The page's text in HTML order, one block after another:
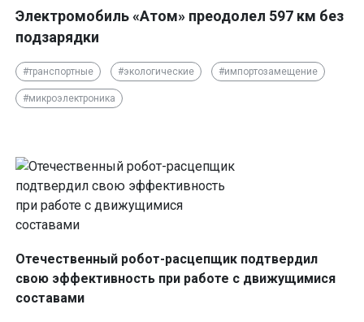
Электромобиль «Атом» преодолел 597 км без
подзарядки
#транспортные #экологические #импортозамещение
#микроэлектроника
Отечественный робот-расцепщик подтвердил
свою эффективность при работе с движущимися
составами